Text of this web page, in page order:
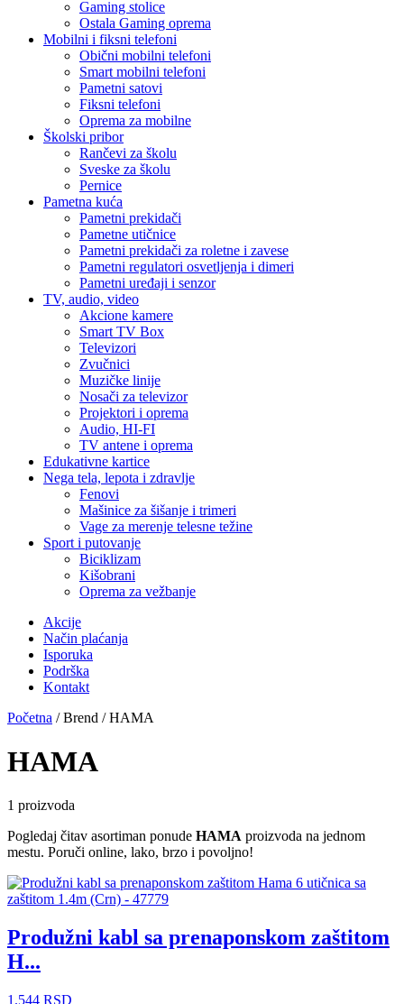
Gaming stolice
Ostala Gaming oprema
Mobilni i fiksni telefoni
Obični mobilni telefoni
Smart mobilni telefoni
Pametni satovi
Fiksni telefoni
Oprema za mobilne
Školski pribor
Rančevi za školu
Sveske za školu
Pernice
Pametna kuća
Pametni prekidači
Pametne utičnice
Pametni prekidači za roletne i zavese
Pametni regulatori osvetljenja i dimeri
Pametni uređaji i senzor
TV, audio, video
Akcione kamere
Smart TV Box
Televizori
Zvučnici
Muzičke linije
Nosači za televizor
Projektori i oprema
Audio, HI-FI
TV antene i oprema
Edukativne kartice
Nega tela, lepota i zdravlje
Fenovi
Mašinice za šišanje i trimeri
Vage za merenje telesne težine
Sport i putovanje
Biciklizam
Kišobrani
Oprema za vežbanje
Akcije
Način plaćanja
Isporuka
Podrška
Kontakt
Početna / Brend / HAMA
HAMA
1 proizvoda
Pogledaj čitav asortiman ponude HAMA proizvoda na jednom
mestu. Poruči online, lako, brzo i povoljno!
Produžni kabl sa prenaponskom zaštitom
H...
1.544 RSD